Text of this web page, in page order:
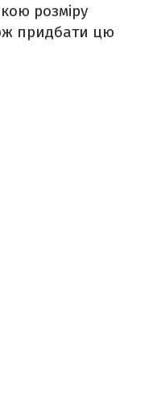
розміру
придбати цю